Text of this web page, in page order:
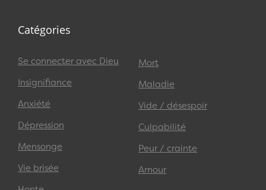
Catégories
Se connecter avec Dieu
Insignifiance
Anxiété
Dépression
Mensonge
Vie brisée
Mort
Maladie
Vide / désespoir
Culpabilité
Peur / crainte
Amour